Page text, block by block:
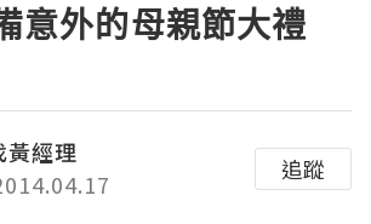
意外的母親節大禮
黃經理
追蹤